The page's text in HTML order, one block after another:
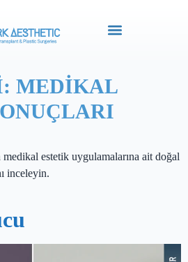
MEDIKAL
estetik uygulamalarına ait doğal
inceleyin.